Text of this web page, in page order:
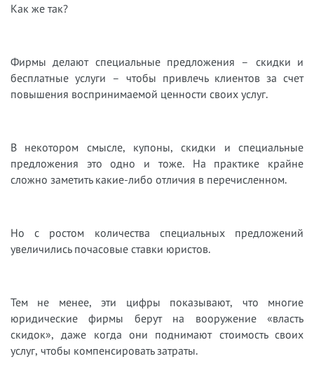
Как же так?
Фирмы делают специальные предложения – скидки и
бесплатные услуги – чтобы привлечь клиентов за счет
повышения воспринимаемой ценности своих услуг.
В некотором смысле, купоны, скидки и специальные
предложения это одно и тоже. На практике крайне
сложно заметить какие-либо отличия в перечисленном.
Но с ростом количества специальных предложений
увеличились почасовые ставки юристов.
Тем не менее, эти цифры показывают, что многие
юридические фирмы берут на вооружение «власть
скидок», даже когда они поднимают стоимость своих
услуг, чтобы компенсировать затраты.